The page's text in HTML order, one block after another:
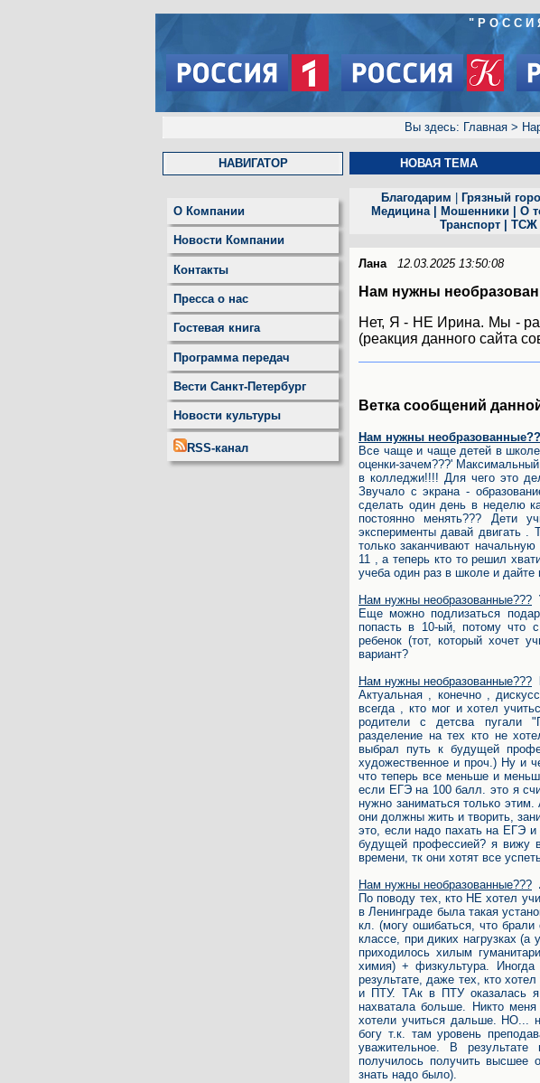
Вы здесь: Главная >
НАВИГАТОР
О Компании
Новости Компании
Контакты
Пресса о нас
Гостевая книга
Программа передач
Вести Санкт-Петербург
Новости культуры
RSS-канал
НОВАЯ ТЕМА
Благодарим Грязный
Медицина| Мошенники О
Транспорт| ТСЖ|
Лана 12.03.2025 13:50:08
Нам нужны
Нет, Я - НЕ Ирина. Мы -
(реакция данного сайта
Ветка сообщений
Нам нужны
Все чаще и чаще детей в
оценки-зачем???'
в колледжи!!!! Для чего это
Звучало с экрана -
сделать один день в неделю
постоянно менять??? Дети
эксперименты давай двигать .
только заканчивают
11 , а теперь кто то решил
учеба один раз в школе и дайте
Нам нужны необразованные???
Еще можно подлизаться
попасть в 10-ый, потому что
ребенок (тот, который хочет
вариант?
Нам нужны необразованные???
Актуальная , конечно ,
всегда , кто мог и хотел
родители с детсва пугали
разделение на тех кто не
выбрал путь к будущей
художественное и проч.) Ну и
что теперь все меньше и
если ЕГЭ на 100 балл. это я
нужно заниматься только
они должны жить и творить,
это, если надо пахать на ЕГЭ
будущей профессией? я вижу
времени, тк они хотят все
Нам нужны необразованные???
По поводу тех, кто НЕ хотел
в Ленинграде была такая
кл. (могу ошибаться, что
классе, при диких нагрузках
приходилось хилым
химия) + физкультура.
результате, даже тех, кто
и ПТУ. ТАк в ПТУ оказалась
нахватала больше. Никто
хотели учиться дальше. НО...
богу т.к. там уровень
уважительное. В
получилось получить высшее
знать надо было).